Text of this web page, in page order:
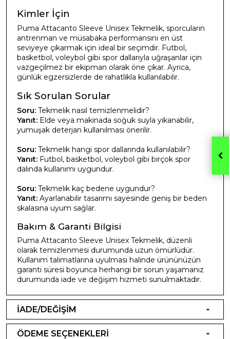
Kimler İçin
Puma Attacanto Sleeve Unisex Tekmelik, sporcuların
antrenman ve müsabaka performansını en üst
seviyeye çıkarmak için ideal bir seçimdir. Futbol,
basketbol, voleybol gibi spor dallarıyla uğraşanlar için
vazgeçilmez bir ekipman olarak öne çıkar. Ayrıca,
günlük egzersizlerde de rahatlıkla kullanılabilir.
Sık Sorulan Sorular
Soru: Tekmelik nasıl temizlenmelidir?
Yanıt: Elde veya makinada soğuk suyla yıkanabilir,
yumuşak deterjan kullanılması önerilir.
Soru: Tekmelik hangi spor dallarında kullanılabilir?
Yanıt: Futbol, basketbol, voleybol gibi birçok spor
dalında kullanımı uygundur.
Soru: Tekmelik kaç bedene uygundur?
Yanıt: Ayarlanabilir tasarımı sayesinde geniş bir beden
skalasına uyum sağlar.
Bakım & Garanti Bilgisi
Puma Attacanto Sleeve Unisex Tekmelik, düzenli
olarak temizlenmesi durumunda uzun ömürlüdür.
Kullanım talimatlarına uyulması halinde ürününüzün
garanti süresi boyunca herhangi bir sorun yaşamanız
durumunda iade ve değişim hizmeti sunulmaktadır.
İADE/DEĞİŞİM
ÖDEME SEÇENEKLERİ